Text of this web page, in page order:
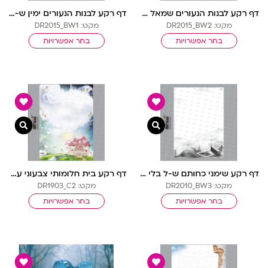
דף רקע לבנות הנעורים שמאל ש-ל בלי שורות
מקט: DR2015_BW2
בחר אפשרויות
דף רקע לבנות הנעורים ימין ש-ל בלי שורות
מקט: DR2015_BW1
בחר אפשרויות
דף רקע שימני כחותם ש-ל בלי שורות
מקט: DR2010_BW3
בחר אפשרויות
דף רקע בית חלומותי צבעוני עם שורות
מקט: DR1903_C2
בחר אפשרויות